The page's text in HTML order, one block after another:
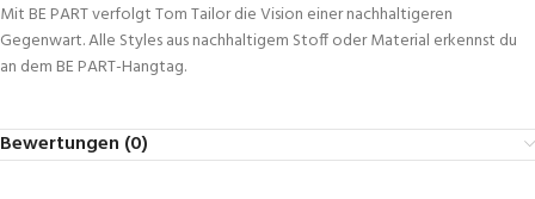
Mit BE PARTverfolgt Tom Tailor die Vision einer nachhaltigeren
Gegenwart. Alle Styles aus nachhaltigem Stoff oder Material erkennst du
an dem BE PART-Hangtag.
Bewertungen (0)